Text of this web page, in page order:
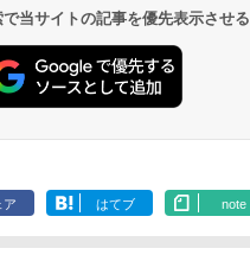
当サイトの記事を優先表示させる
ア はてブ note